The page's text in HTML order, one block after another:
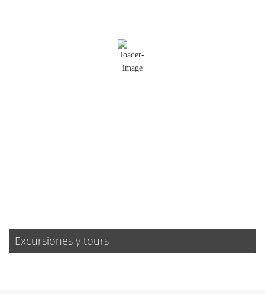
Cielo Claro
Excursiones y tours